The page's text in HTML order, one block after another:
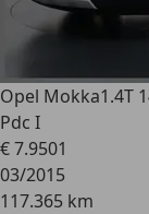
Opel Mokka1.4T
Pdc I
€ 7.9501
03/2015
117.365 km